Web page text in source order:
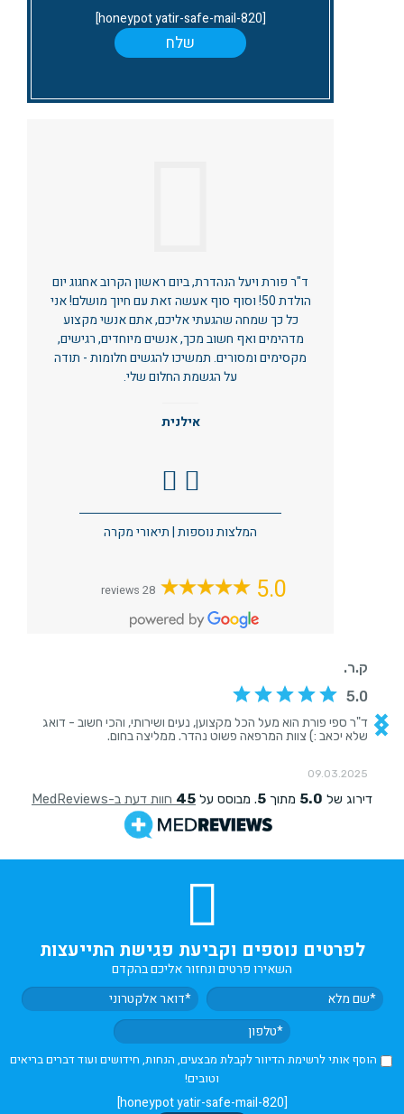
[honeypot yatir-safe-mail-820]
ד"ר פורת ויעל הנהדרת, ביום ראשון הקרוב אחגוג יום
הולדת 50! וסוף סוף אעשה זאת עם חיוך מושלם! אני
כל כך שמחה שהגעתי אליכם, אתם אנשי מקצוע
מדהימים ואף חשוב מכך, אנשים מיוחדים, רגישים,
מקסימים ומסורים. תמשיכו להגשים חלומות - תודה
על הגשמת החלום שלי.
אילנית
המלצות נוספות|תיאורי מקרה
5.0
28 reviews
לפרטים נוספים וקביעת פגישת התייעצות
השאירו פרטים ונחזור אליכם בהקדם
הוסף אותי לרשימת הדיוור לקבלת מבצעים, הנחות, חידושים ועוד דברים בריאים
וטובים!
[honeypot yatir-safe-mail-820]